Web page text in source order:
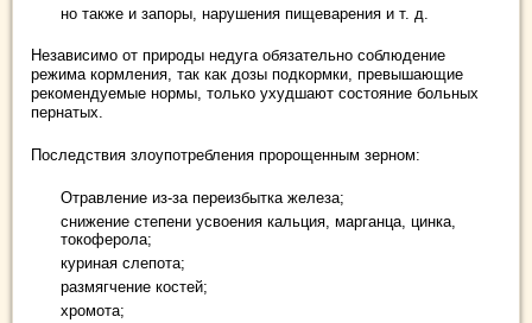
но также и запоры, нарушения пищеварения и т. д.
Независимо от природы недуга обязательно соблюдение
режима кормления, так как дозы подкормки, превышающие
рекомендуемые нормы, только ухудшают состояние больных
пернатых.
Последствия злоупотребления пророщенным зерном:
Отравление из-за переизбытка железа;
снижение степени усвоения кальция, марганца, цинка,
токоферола;
куриная слепота;
размягчение костей;
хромота;